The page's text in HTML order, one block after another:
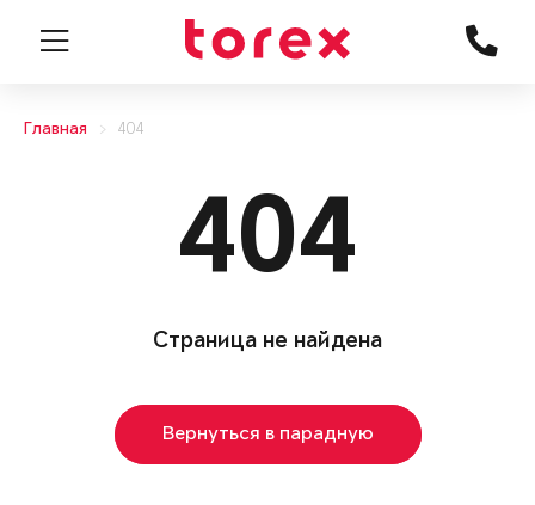
Главная 404
404
Страница не найдена
Вернуться в парадную